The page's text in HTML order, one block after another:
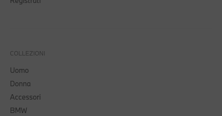
COLLEZIONI
Uomo
Donna
Accessori
BMW